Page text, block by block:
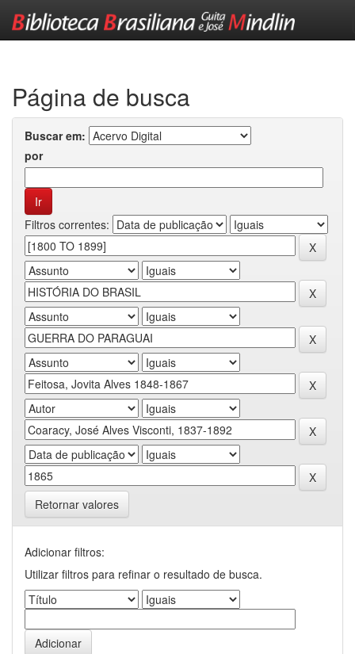
Página de busca
Buscar em:
por
Filtros correntes:
Retornar valores
Adicionar filtros:
Utilizar filtros para refinar o resultado de busca.